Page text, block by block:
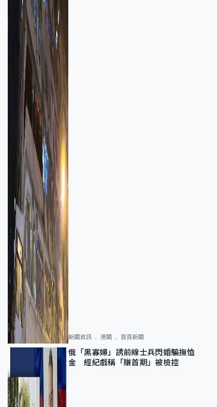
新聞資訊 港聞 首頁新聞
俄「黑寡婦」誘前線士兵閃婚騙撫恤
金 經紀戲稱「賺首期」被檢控